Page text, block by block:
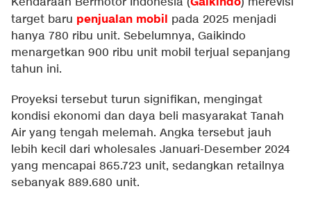
target baru penjualan mobil pada 2025 menjadi
hanya 780 ribu unit. Sebelumnya, Gaikindo
menargetkan 900 ribu unit mobil terjual sepanjang
tahun ini.
Proyeksi tersebut turun signifikan, mengingat
kondisi ekonomi dan daya beli masyarakat Tanah
Air yang tengah melemah. Angka tersebut jauh
lebih kecil dari wholesales Januari-Desember 2024
yang mencapai 865.723 unit, sedangkan retailnya
sebanyak 889.680 unit.